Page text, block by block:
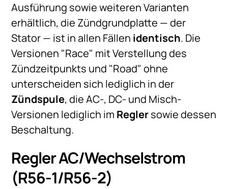
Ausführung sowie weiteren Varianten
erhältlich, die Zündgrundplatte — der
Stator — ist in allen Fällen identisch. Die
Versionen "Race" mit Verstellung des
Zündzeitpunkts und "Road" ohne
unterscheiden sich lediglich in der
Zündspule, die AC-, DC- und Misch-
Versionen lediglich im Reglersowie dessen
Beschaltung.
Regler AC/Wechselstrom
(R56-1/R56-2)